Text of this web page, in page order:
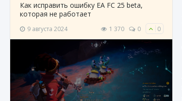
Как исправить ошибку EA FC 25 beta,
которая не работает
9 августа 2024 1 370 0 0